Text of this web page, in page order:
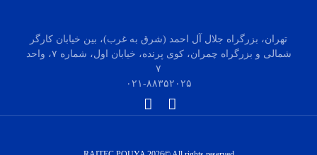
تهران، بزرگراه جلال آل احمد (شرق به غرب)، بین خیابان کارگر
شمالی و بزرگراه چمران، کوی پرنده، خیابان اول، شماره ۷، واحد
۷
۰۲۱-۸۸۳۵۲۰۲۵